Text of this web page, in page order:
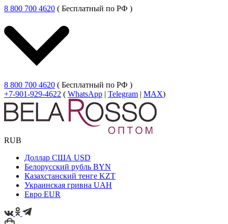
8 800 700 4620 ( Бесплатный по РФ )
8 800 700 4620 ( Бесплатный по РФ )
+7-901-929-4622 ( WhatsApp | Telegram | MAX)
RUB
Доллар США USD
Белорусский рубль BYN
Казахстанский тенге KZT
Украинская гривна UAH
Евро EUR